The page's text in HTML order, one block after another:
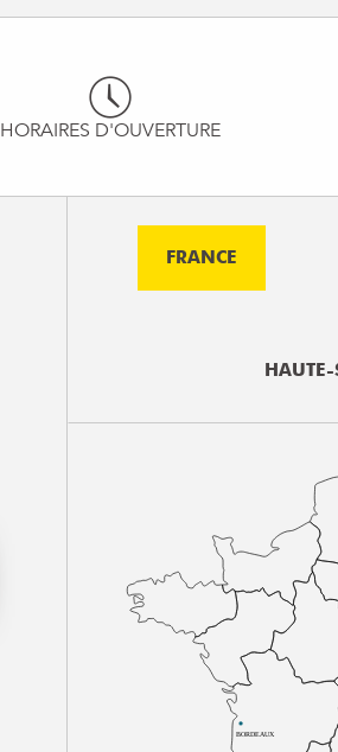
HORAIRES D'OUVERTURE
FRANCE
BORDEAUX